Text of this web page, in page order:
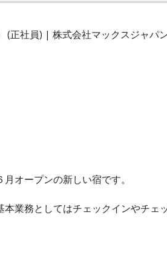
(正社員) | 株式会社マックスジャパ
オープンの新しい宿です。
業務としてはチェックインやチェ